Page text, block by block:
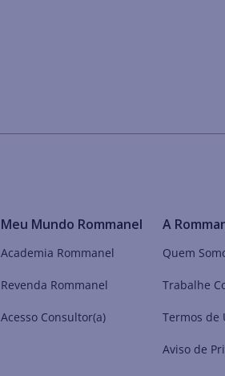
Meu Mundo Rommanel
Academia Rommanel
Revenda Rommanel
Acesso Consultor(a)
A
Quem
Trabalhe
Termos de
Aviso de